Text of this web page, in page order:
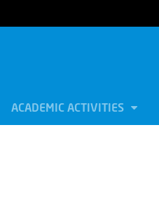
ACADEMIC ACTIVITIES